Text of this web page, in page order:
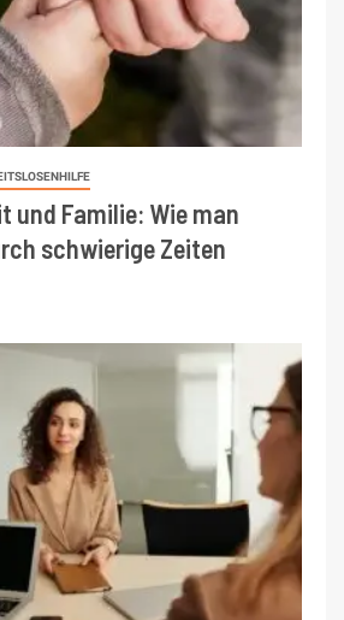
und Familie: Wie man
schwierige Zeiten